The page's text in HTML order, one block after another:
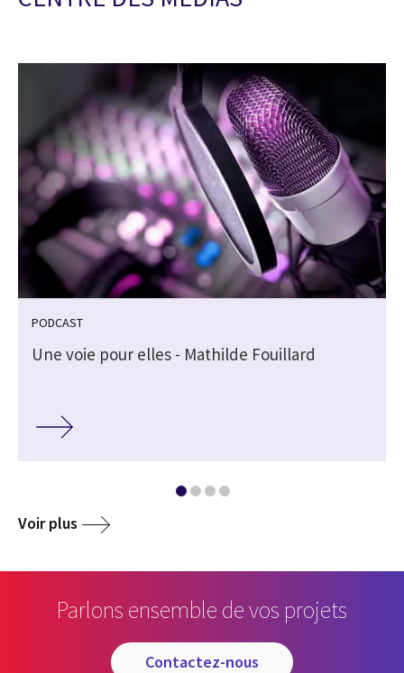
PODCAST
Une voie pour elles - Mathilde Fouillard
Voir plus
Parlons ensemble de vos projets
contactez-nous